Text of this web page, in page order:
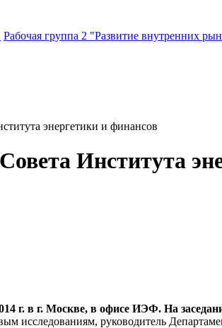
Рабочая группа 2 "Развитие внутренних
энергетики и финансов
Института
г. в г. Москве, в офисе ИЭФ. На
исследованиям, руководитель